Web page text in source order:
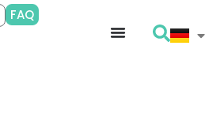
FAQ